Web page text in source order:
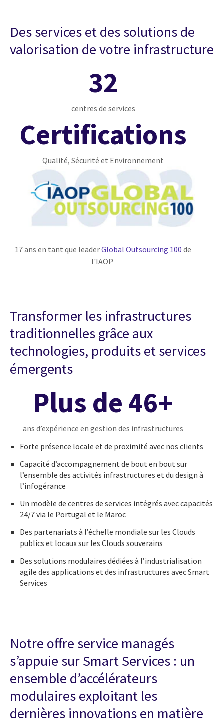
Des services et des solutions de
valorisation de votre infrastructure
32
centres de services
Certifications
Qualité, Sécurité et Environnement
17 ans en tant que leaderGlobal Outsourcing 100 de
l'IAOP
Transformer les infrastructures
traditionnelles grâce aux
technologies, produits et services
émergents
Plus de 46+
ans d’expérience en gestion des infrastructures
Forte présence locale et de proximité avec nos clients
Capacité d’accompagnement de bout en bout sur
l’ensemble des activités infrastructures et du design à
l’infogérance
Un modèle de centres de services intégrés avec capacités
24/7 via le Portugal et le Maroc
Des partenariats à l’échelle mondiale sur les Clouds
publics et locaux sur les Clouds souverains
Des solutions modulaires dédiées à l’industrialisation
agile des applications et des infrastructures avec Smart
Services
Notre offre service managés
s’appuie sur Smart Services : un
ensemble d’accélérateurs
modulaires exploitant les
dernières innovations en matière